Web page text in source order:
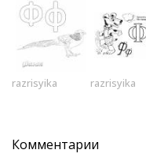
razrisyika razrisyika
Комментарии